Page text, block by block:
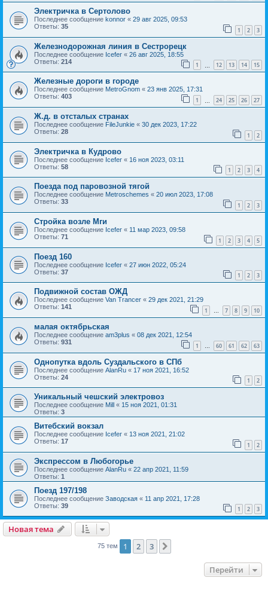
Электричка в Сертолово
Последнее сообщение konnor « 29 авг 2025, 09:53
Ответы: 35 1 2 3
Железнодорожная линия в Сестрорецк
Последнее сообщение Icefer « 26 авг 2025, 18:55
Ответы: 214 1 12 13 14 15
Железные дороги в городе
Последнее сообщение MetroGnom « 23 янв 2025, 17:31
Ответы: 403 1 24 25 26 27
Ж.д. в отсталых странах
Последнее сообщение FileJunkie « 30 дек 2023, 17:22
Ответы: 28 1 2
Электричка в Кудрово
Последнее сообщение Icefer « 16 ноя 2023, 03:11
Ответы: 58 1 2 3 4
Поезда под паровозной тягой
Последнее сообщение Metroschemes « 20 июл 2023, 17:08
Ответы: 33 1 2 3
Стройка возле Мги
Последнее сообщение Icefer « 11 мар 2023, 09:58
Ответы: 71 1 2 3 4 5
Поезд 160
Последнее сообщение Icefer « 27 июн 2022, 05:24
Ответы: 37 1 2 3
Подвижной состав ОЖД
Последнее сообщение Van Trancer « 29 дек 2021, 21:29
Ответы: 141 1 … 7 8 9 10
малая октябрьская
Последнее сообщение am3plus « 08 дек 2021, 12:54
Ответы: 931 1 60 61 62 63
Однопутка вдоль Суздальского в СПб
Последнее сообщение AlanRu « 17 ноя 2021, 16:52
Ответы: 24 1 2
Уникальный чешский электровоз
Последнее сообщение Mill « 15 ноя 2021, 01:31
Ответы: 3
Витебский вокзал
Последнее сообщение Icefer « 13 ноя 2021, 21:02
Ответы: 17 1 2
Экспрессом в Любогорье
Последнее сообщение AlanRu « 22 апр 2021, 11:59
Ответы: 1
Поезд 197/198
Последнее сообщение Заводская « 11 апр 2021, 17:28
Ответы: 39 1 2 3
Новая тема
75 тем 1 2 3
Перейти